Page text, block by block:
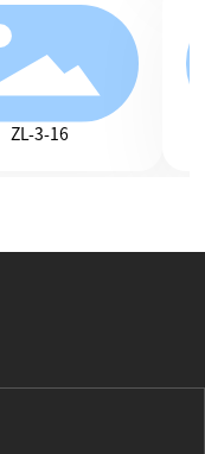
ZL-3-16